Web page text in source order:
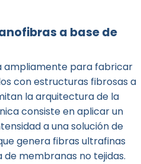
a base de
ampliamente para fabricar
con estructuras fibrosas a
la arquitectura de la
consiste en aplicar un
a una solución de
genera fibras ultrafinas
membranas no tejidas.